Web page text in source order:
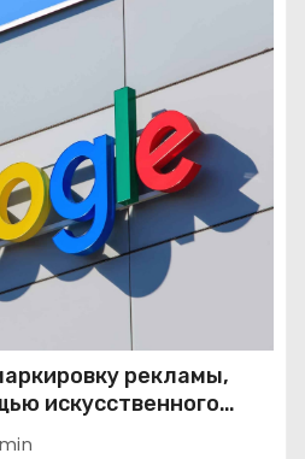
рекламы,
искусственного